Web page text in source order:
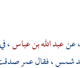
، عنعبد الله بن عباس،
شمس ،فقالعمر